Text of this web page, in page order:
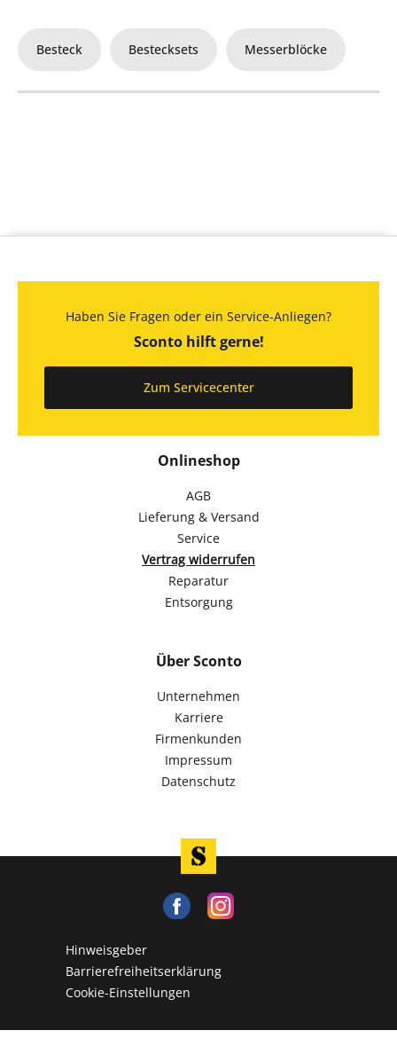
Besteck Bestecksets Messerblöcke
Onlineshop
AGB
Lieferung & Versand
Service
Vertrag widerrufen
Reparatur
Entsorgung
Über Sconto
Unternehmen
Karriere
Firmenkunden
Impressum
Datenschutz
Haben Sie Fragen oder ein Service-Anliegen?
Sconto hilft gerne!
Zum Servicecenter
Hinweisgeber
Barrierefreiheitserklärung
Cookie-Einstellungen